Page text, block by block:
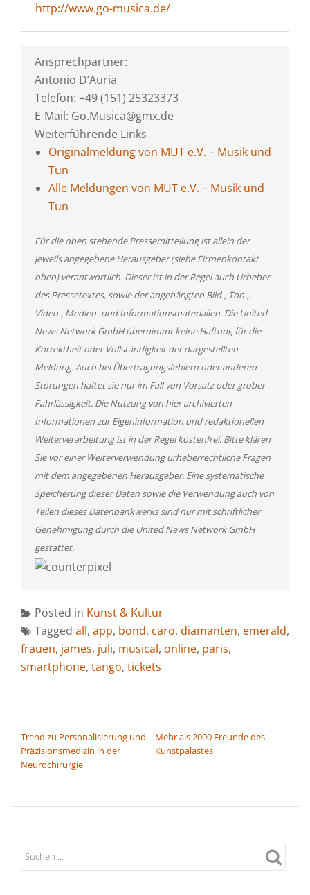
http://www.go-musica.de/
Ansprechpartner:
Antonio D’Auria
Telefon: +49 (151) 25323373
E-Mail: Go.Musica@gmx.de
Weiterführende Links
Originalmeldung von MUT e.V. – Musik und
Tun
Alle Meldungen von MUT e.V. – Musik und
Tun
Für die oben stehende Pressemitteilung ist allein der
jeweils angegebene Herausgeber (siehe Firmenkontakt
oben) verantwortlich. Dieser ist in der Regel auch Urheber
des Pressetextes, sowie der angehängten Bild-, Ton-,
Video-, Medien- und Informationsmaterialien. Die United
News Network GmbH übernimmt keine Haftung für die
Korrektheit oder Vollständigkeit der dargestellten
Meldung. Auch bei Übertragungsfehlern oder anderen
Störungen haftet sie nur im Fall von Vorsatz oder grober
Fahrlässigkeit. Die Nutzung von hier archivierten
Informationen zur Eigeninformation und redaktionellen
Weiterverarbeitung ist in der Regel kostenfrei. Bitte klären
Sie vor einer Weiterverwendung urheberrechtliche Fragen
mit dem angegebenen Herausgeber. Eine systematische
Speicherung dieser Daten sowie die Verwendung auch von
Teilen dieses Datenbankwerks sind nur mit schriftlicher
Genehmigung durch die United News Network GmbH
gestattet.
Posted in Kunst & Kultur
Tagged all, app, bond, caro, diamanten, emerald,
frauen, james, juli, musical, online, paris,
smartphone, tango, tickets
Trend zu Personalisierung und
Präzisionsmedizin in der
Neurochirurgie
Mehr als 2000 Freunde des
Kunstpalastes